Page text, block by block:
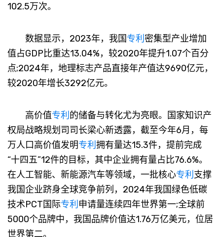
102.5万次。
数据显示，2023年，我国专利 密集型产业增加
值占GDP比重达13.04%，较2020年提升1.07个百分
点;2024年，地理标志产品直接年产值达9690亿元，
较2020年增长3292亿元。
高价值专利 的储备与转化尤为亮眼。国家知识产
权局战略规划司司长梁心新透露，截至今年6月，每
万人口高价值发明专利 拥有量达15.3件，提前完成
“十四五”12件的目标，其中企业拥有量占比76.6%。
在人工智能、新能源汽车等领域，一批核心专利 支撑
我国企业跻身全球竞争前列，2024年我国绿色低碳
技术PCT国际专利 申请量连续四年世界第一;全球前
5000个品牌中，我国品牌价值达1.76万亿美元，位居
世界第二。